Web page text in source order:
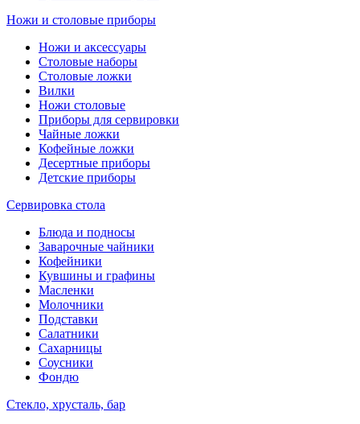
Ножи и столовые приборы
Ножи и аксессуары
Столовые наборы
Столовые ложки
Вилки
Ножи столовые
Приборы для сервировки
Чайные ложки
Кофейные ложки
Десертные приборы
Детские приборы
Сервировка стола
Блюда и подносы
Заварочные чайники
Кофейники
Кувшины и графины
Масленки
Молочники
Подставки
Салатники
Сахарницы
Соусники
Фондю
Стекло, хрусталь, бар